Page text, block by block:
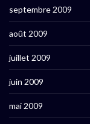
septembre 2009
août 2009
juillet 2009
juin 2009
mai 2009